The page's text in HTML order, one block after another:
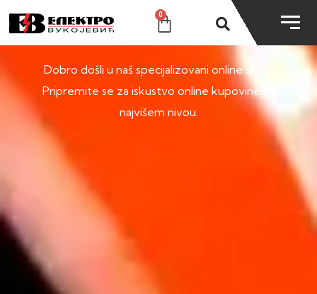
0
SHOP
Dobro došli u naš specijalizovani online shop.
Pripremite se za iskustvo online kupovine na
najvišem nivou.